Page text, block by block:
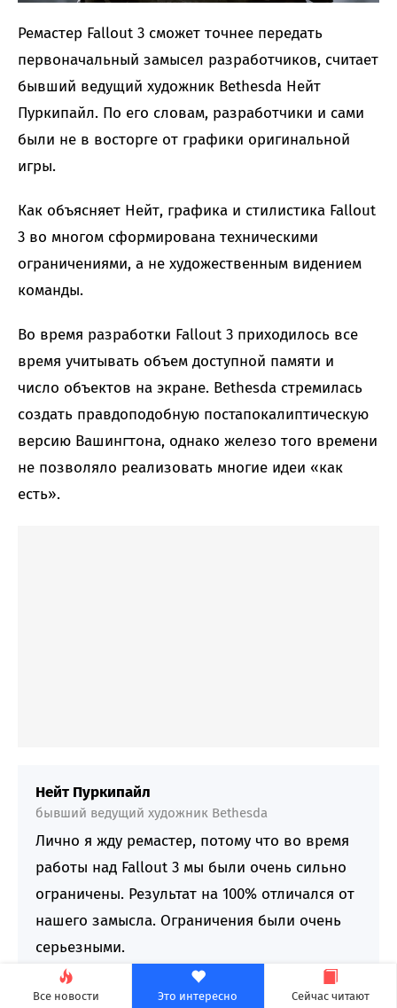
Все новости Это интересно Сейчас читают
Ремастер Fallout 3 сможет точнее передать
первоначальный замысел разработчиков, считает
бывший ведущий художник Bethesda Нейт
Пуркипайл. По его словам, разработчики и сами
были не в восторге от графики оригинальной
игры.
Как объясняет Нейт, графика и стилистика Fallout
3 во многом сформирована техническими
ограничениями, а не художественным видением
команды.
Во время разработки Fallout 3 приходилось все
время учитывать объем доступной памяти и
число объектов на экране. Bethesda стремилась
создать правдоподобную постапокалиптическую
версию Вашингтона, однако железо того времени
не позволяло реализовать многие идеи «как
есть».
Нейт Пуркипайл
бывший ведущий художник Bethesda
Лично я жду ремастер, потому что во время
работы над Fallout 3 мы были очень сильно
ограничены. Результат на 100% отличался от
нашего замысла. Ограничения были очень
серьезными.